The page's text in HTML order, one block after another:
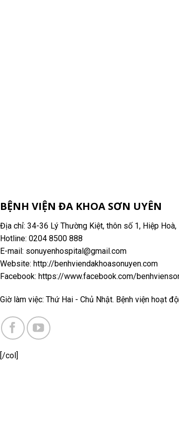
BỆNH VIỆN ĐA KHOA SƠN UYÊN
Địa chỉ: 34-36 Lý Thường Kiệt, thôn số 1, Hiệp Hoà,
Hotline: 0204 8500 888
E-mail: sonuyenhospital@gmail.com
Website: http://benhviendakhoasonuyen.com
Facebook: https://www.facebook.com/
Giờ làm việc: Thứ Hai - Chủ Nhật. Bệnh viện hoạt
[/col]